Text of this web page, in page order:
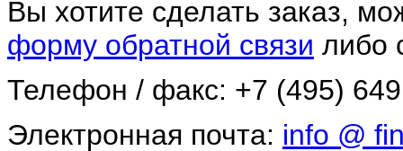
Вы хотите сделать заказ,
форму обратной связи либо
Телефон / факс: +7 (495)
Электронная почта: info @